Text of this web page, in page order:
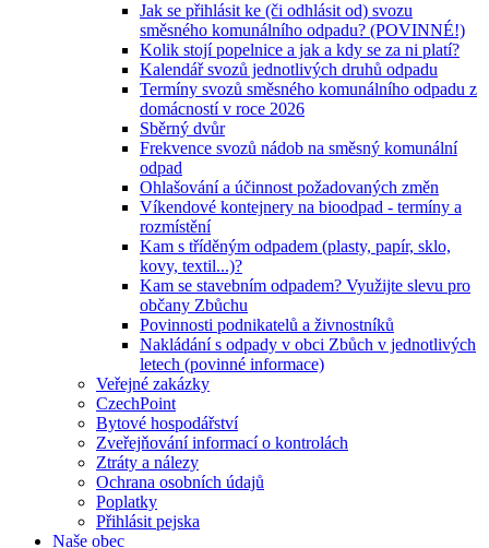
Jak se přihlásit ke (či odhlásit od) svozu
směsného komunálního odpadu? (POVINNÉ!)
Kolik stojí popelnice a jak a kdy se za ni platí?
Kalendář svozů jednotlivých druhů odpadu
Termíny svozů směsného komunálního odpadu z
domácností v roce 2026
Sběrný dvůr
Frekvence svozů nádob na směsný komunální
odpad
Ohlašování a účinnost požadovaných změn
Víkendové kontejnery na bioodpad - termíny a
rozmístění
Kam s tříděným odpadem (plasty, papír, sklo,
kovy, textil...)?
Kam se stavebním odpadem? Využijte slevu pro
občany Zbůchu
Povinnosti podnikatelů a živnostníků
Nakládání s odpady v obci Zbůch v jednotlivých
letech (povinné informace)
Veřejné zakázky
CzechPoint
Bytové hospodářství
Zveřejňování informací o kontrolách
Ztráty a nálezy
Ochrana osobních údajů
Poplatky
Přihlásit pejska
Naše obec